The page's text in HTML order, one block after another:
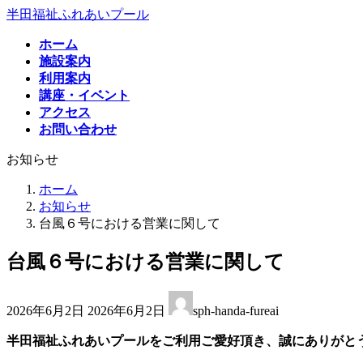
コ
プ
ナ
動
半田福祉ふれあいプール
ホーム
施設案内
利用案内
講座・イベント
アクセス
お問い合わせ
お知らせ
ホーム
お知らせ
台風６号における営業に関して
台風６号における営業に関して
2026年6月2日 終
更
新
2026年6月2日 sph-handa-fureai
半田福祉ふれあいプールをご利用ご愛好頂き、誠にありがと